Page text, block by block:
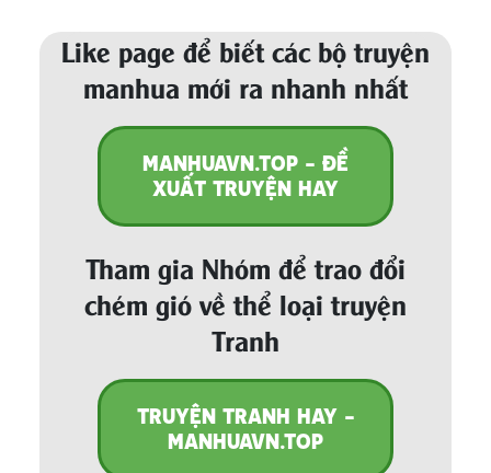
Like page để biết các bộ truyện
manhua mới ra nhanh nhất
MANHUAVN.TOP - ĐỀ
XUẤT TRUYỆN HAY
Tham gia Nhóm để trao đổi
chém gió về thể loại truyện
Tranh
TRUYỆN TRANH HAY -
MANHUAVN.TOP